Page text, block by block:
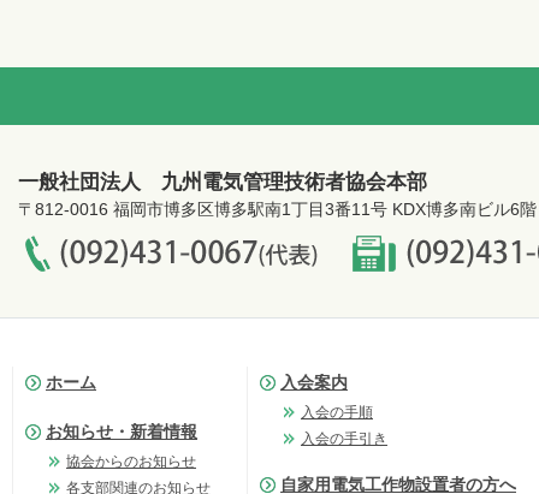
一般社団法人 九州電気管理技術者協会本部
〒812-0016 福岡市博多区博多駅南1丁目3番11号 KDX博多南ビル6階
ホーム
お知らせ・新着情報
協会からのお知らせ
各支部関連のお知らせ
入会案内
入会の手順
入会の手引き
自家用電気工作物設置者の方へ